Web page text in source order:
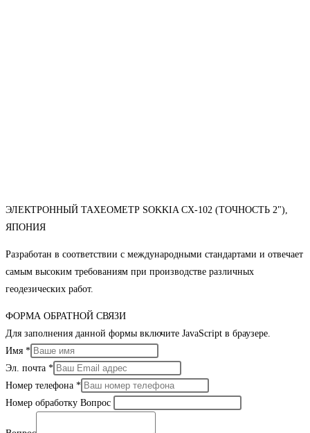
ЭЛЕКТРОННЫЙ ТАХЕОМЕТР SOKKIA CX-102 (ТОЧНОСТЬ 2"),
ЯПОНИЯ
Разработан в соответствии с международными стандартами и отвечает
самым высоким требованиям при производстве различных
геодезических работ.
ФОРМА ОБРАТНОЙ СВЯЗИ
Для заполнения данной формы включите JavaScript в браузере.
Имя *
Эл. почта *
Номер телефона *
Номер обработку Вопрос